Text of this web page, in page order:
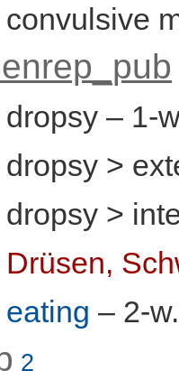
– 1-
>
>
– 2-
2